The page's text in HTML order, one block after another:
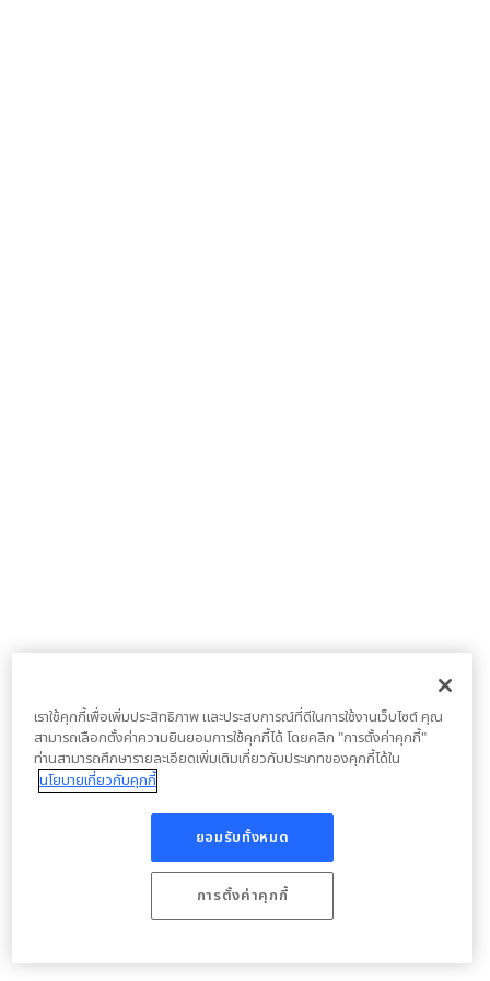
เราใช้คุกกี้เพื่อเพิ่มประสิทธิภาพ และประสบการณ์ที่ดีในการใช้งานเว็บไซต์ คุณ
สามารถเลือกตั้งค่าความยินยอมการใช้คุกกี้ได้ โดยคลิก "การตั้งค่าคุกกี้"
ท่านสามารถศึกษารายละเอียดเพิ่มเติมเกี่ยวกับประเภทของคุกกี้ได้ใน
นโยบายเกี่ยวกับคุกกี้
ยอมรับทั้งหมด
การตั้งค่าคุกกี้